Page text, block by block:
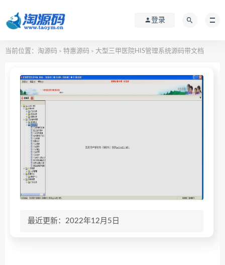
登录
当前位置： 淘源码 > 特惠源码 > 大型三甲医院HIS管理系统源码带文档
最近更新：2022年12月5日